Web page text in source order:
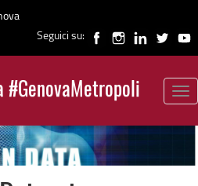
Seguici su:
#GenovaMetropoli